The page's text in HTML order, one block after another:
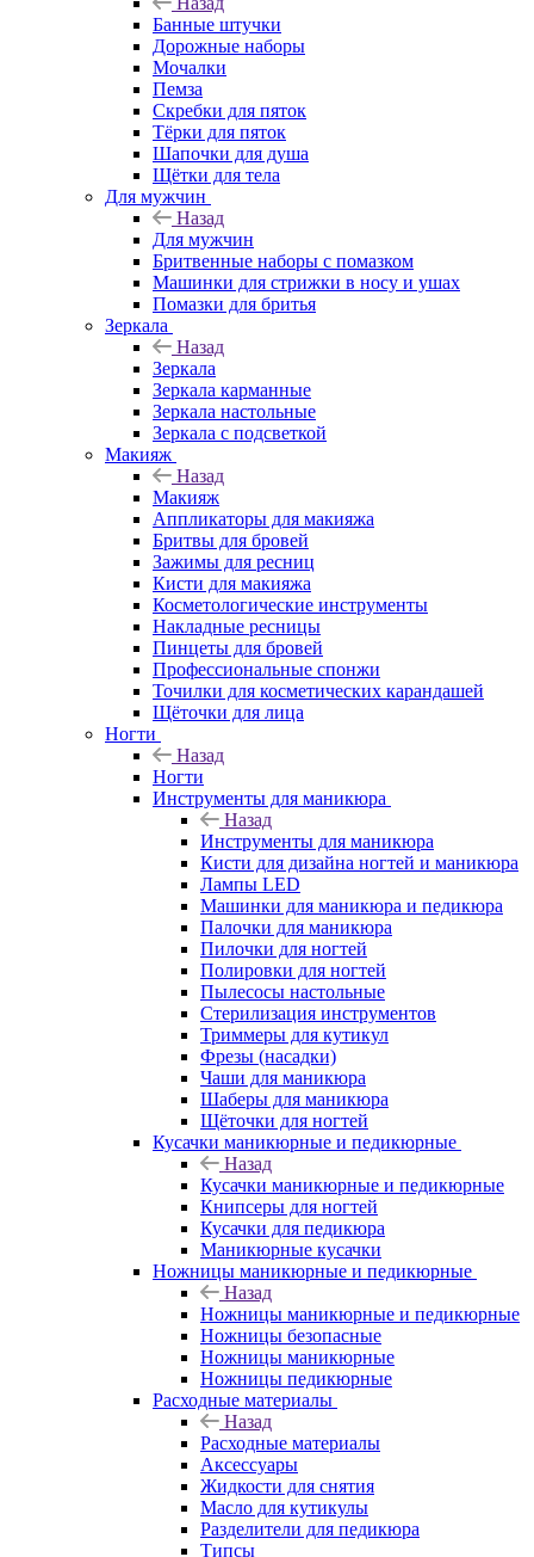
Банные штучки
Дорожные наборы
Мочалки
Пемза
Скребки для пяток
Тёрки для пяток
Шапочки для душа
Щётки для тела
Для мужчин
Назад
Для мужчин
Бритвенные наборы с помазком
Машинки для стрижки в носу и ушах
Помазки для бритья
Зеркала
Назад
Зеркала
Зеркала карманные
Зеркала настольные
Зеркала с подсветкой
Макияж
Назад
Макияж
Аппликаторы для макияжа
Бритвы для бровей
Зажимы для ресниц
Кисти для макияжа
Косметологические инструменты
Накладные ресницы
Пинцеты для бровей
Профессиональные спонжи
Точилки для косметических карандашей
Щёточки для лица
Ногти
Назад
Ногти
Инструменты для маникюра
Назад
Инструменты для маникюра
Кисти для дизайна ногтей и маникюра
Лампы LED
Машинки для маникюра и педикюра
Палочки для маникюра
Пилочки для ногтей
Полировки для ногтей
Пылесосы настольные
Стерилизация инструментов
Триммеры для кутикул
Фрезы (насадки)
Чаши для маникюра
Шаберы для маникюра
Щёточки для ногтей
Кусачки маникюрные и педикюрные
Назад
Кусачки маникюрные и педикюрные
Книпсеры для ногтей
Кусачки для педикюра
Маникюрные кусачки
Ножницы маникюрные и педикюрные
Назад
Ножницы маникюрные и педикюрные
Ножницы безопасные
Ножницы маникюрные
Ножницы педикюрные
Расходные материалы
Назад
Расходные материалы
Аксессуары
Жидкости для снятия
Масло для кутикулы
Разделители для педикюра
Типсы